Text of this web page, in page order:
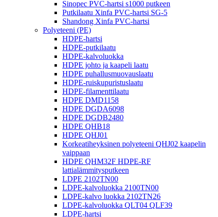
Sinopec PVC-hartsi s1000 putkeen
Putkilaatu Xinfa PVC-hartsi SG-5
Shandong Xinfa PVC-hartsi
Polyeteeni (PE)
HDPE-hartsi
HDPE-putkilaatu
HDPE-kalvoluokka
HDPE johto ja kaapeli laatu
HDPE puhallusmuovauslaatu
HDPE-ruiskupuristuslaatu
HDPE-filamenttilaatu
HDPE DMD1158
HDPE DGDA6098
HDPE DGDB2480
HDPE QHB18
HDPE QHJ01
Korkeatiheyksinen polyeteeni QHJ02 kaapelin
vaippaan
HDPE QHM32F HDPE-RF
lattialämmitysputkeen
LDPE 2102TN00
LDPE-kalvoluokka 2100TN00
LDPE-kalvo luokka 2102TN26
LDPE-kalvoluokka QLT04 QLF39
LDPE-hartsi